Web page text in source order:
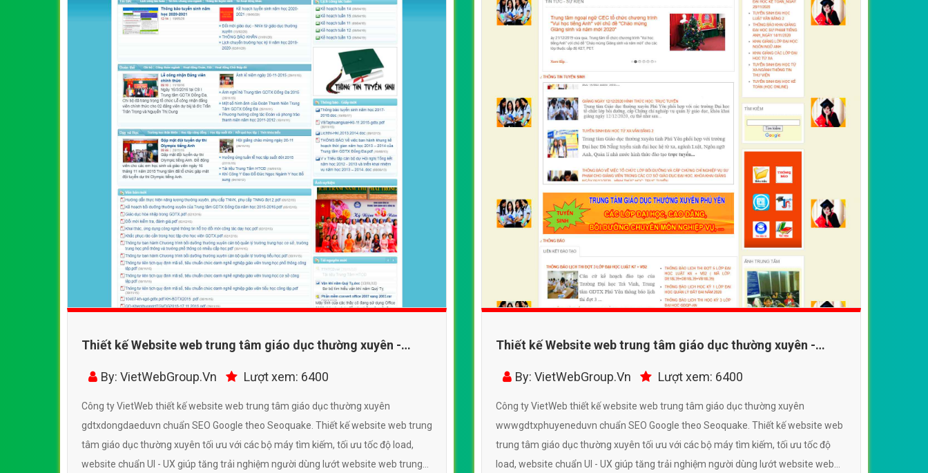
Thiết kế Website web trung tâm giáo dục thường xuyên -
gdtxdongdaeduvn
By: VietWebGroup.Vn Lượt xem: 6400
Công ty VietWeb thiết kế website web trung tâm giáo dục thường xuyên
gdtxdongdaeduvn chuẩn SEO Google theo Seoquake. Thiết kế website web trung
tâm giáo dục thường xuyên tối ưu với các bộ máy tìm kiếm, tối ưu tốc độ load,
website chuẩn UI - UX giúp tăng trải nghiệm người dùng lướt website web trung
Thiết kế Website web trung tâm giáo dục thường xuyên -
wwwgdtxphuyeneduvn
By: VietWebGroup.Vn Lượt xem: 6400
Công ty VietWeb thiết kế website web trung tâm giáo dục thường xuyên
wwwgdtxphuyeneduvn chuẩn SEO Google theo Seoquake. Thiết kế website web
trung tâm giáo dục thường xuyên tối ưu với các bộ máy tìm kiếm, tối ưu tốc độ
load, website chuẩn UI - UX giúp tăng trải nghiệm người dùng lướt website web